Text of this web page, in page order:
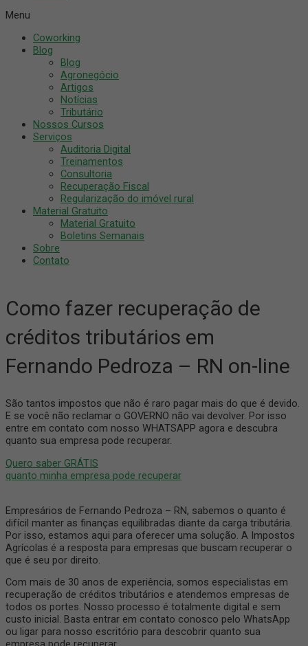
Menu
Coworking
Blog
Blog
Agronegócio
Artigos
Notícias
Tributário
Nossos Cursos
Serviços
Auditoria Digital
Treinamentos
Consultoria
Recuperação Fiscal
Regularização do imóvel rural
Material Gratuito
Material Gratuito
Boletins Semanais
Sobre
Contato
Como fazer recuperação de
créditos tributários em
Fernando Pedroza – RN on-line
São tantos impostos que não é raro pagar mais do que é devido.
E se você não reclamar o GOVERNO não vai devolver. Por isso
entre em contato com nosso WHATSAPP agora e descubra
quanto sua empresa pode recuperar.
Quero saber GRÁTIS
quanto minha empresa pode recuperar
Empresários de Fernando Pedroza – RN, sabemos o quanto é
difícil manter as finanças equilibradas diante da carga tributária.
Por isso, estamos aqui para oferecer uma solução. A Impostos
Agrícolas é a resposta para empresas que buscam recuperar o
que é seu por direito.
Com mais de 30 anos de experiência, somos especialistas em
recuperação de créditos tributários e atendemos empresas de
todos os portes. Nosso processo é totalmente digital e sem
custo inicial. Basta entrar em contato conosco pelo WhatsApp
ou ligar para nosso escritório para descobrir quanto sua